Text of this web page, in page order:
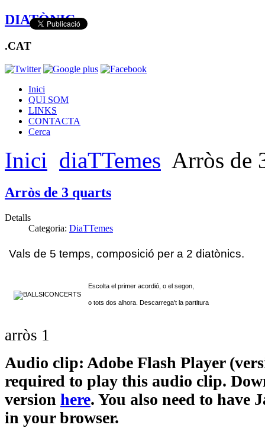
DIATÒNIC
.CAT
Inici
QUI SOM
LINKS
CONTACTA
Cerca
Inici diaTTemes Arròs de
Arròs de 3 quarts
Detalls
Categoria: DiaTTemes
Vals de 5 temps, composició per a 2 diatònics.
Escolta el primer acordió, o el segon,
o tots dos alhora. Descarrega't la partitura
arròs 1
Audio clip: Adobe Flash Player
required to play this audio clip.
version here. You also need to have
in your browser.